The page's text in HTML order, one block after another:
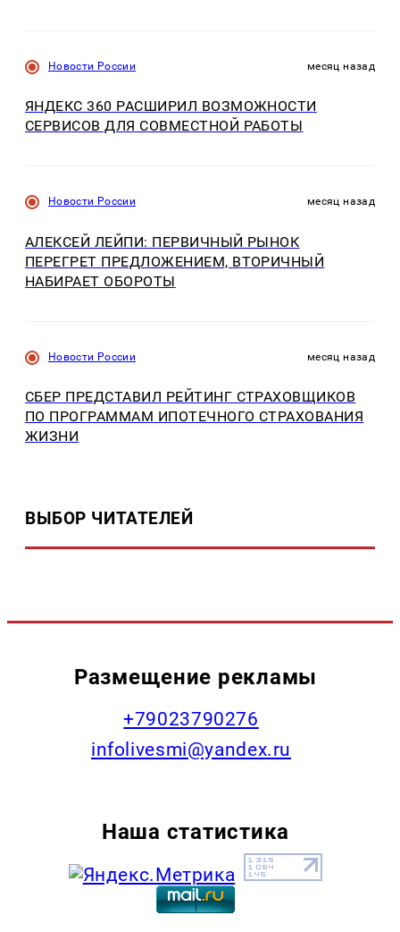
Новости России месяц назад
ЯНДЕКС 360 РАСШИРИЛ ВОЗМОЖНОСТИ
СЕРВИСОВ ДЛЯ СОВМЕСТНОЙ РАБОТЫ
Новости России месяц назад
АЛЕКСЕЙ ЛЕЙПИ: ПЕРВИЧНЫЙ РЫНОК
ПЕРЕГРЕТ ПРЕДЛОЖЕНИЕМ, ВТОРИЧНЫЙ
НАБИРАЕТ ОБОРОТЫ
Новости России месяц назад
СБЕР ПРЕДСТАВИЛ РЕЙТИНГ СТРАХОВЩИКОВ
ПО ПРОГРАММАМ ИПОТЕЧНОГО СТРАХОВАНИЯ
ЖИЗНИ
ВЫБОР ЧИТАТЕЛЕЙ
Размещение рекламы
+79023790276
infolivesmi@yandex.ru
Наша статистика